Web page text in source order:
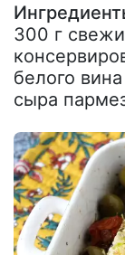
300 г
белого
сыра